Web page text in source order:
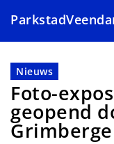
en
naar
de
inhoud
gaan
Nieuws
Foto-
geopend